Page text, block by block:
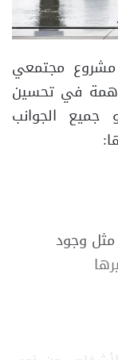
مجتمعي
في تحسين
الجوانب
وجود